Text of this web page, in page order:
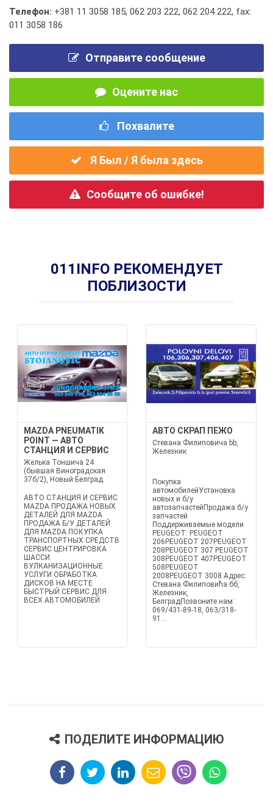
Телефон: +381 11 3058 185, 062 203 222, 062 204 222, fax:
011 3058 186
Отправите сообщение
Оцените нас
Похвалите
Я Был / Я была здесь
Сообщите об ошибке!
011INFO РЕКОМЕНДУЕТ
ПОБЛИЗОСТИ
MAZDA PNEUMATIK
POINT — АВТО
СТАНЦИЯ И СЕРВИС
Желька Тоншича 24
(бывшая Виноградская
37б/2), Новый Белград
АВТО СТАНЦИЯ И СЕРВИС
MAZDA ПРОДАЖА НОВЫХ
ДЕТАЛЕЙ ДЛЯ MAZDA
ПРОДАЖА Б/У ДЕТАЛЕЙ
ДЛЯ MAZDA ПОКУПКА
ТРАНСПОРТНЫХ СРЕДСТВ
СЕРВИС ЦЕНТРИРОВКА
ШАССИ
ВУЛКАНИЗАЦИОННЫЕ
УСЛУГИ ОБРАБОТКА
ДИСКОВ НА МЕСТЕ
БЫСТРЫЙ СЕРВИС ДЛЯ
ВСЕХ АВТОМОБИЛЕЙ
АВТО СКРАП ПЕЖО
Стевана Филиповича bb,
Железник
Покупка
автомобилейУстановка
новых и б/у
автозапчастейПродажа б/у
запчастей
Поддерживаемые модели
PEUGEOT: PEUGEOT
206PEUGEOT 207PEUGEOT
208PEUGEOT 307 PEUGEOT
308PEUGEOT 407PEUGEOT
508PEUGEOT
2008PEUGEOT 3008 Адрес:
Стевана Филиповића бб,
Железник,
БелградПозвоните нам:
069/431-89-18, 063/318-
91...
ПОДЕЛИТЕ ИНФОРМАЦИЮ